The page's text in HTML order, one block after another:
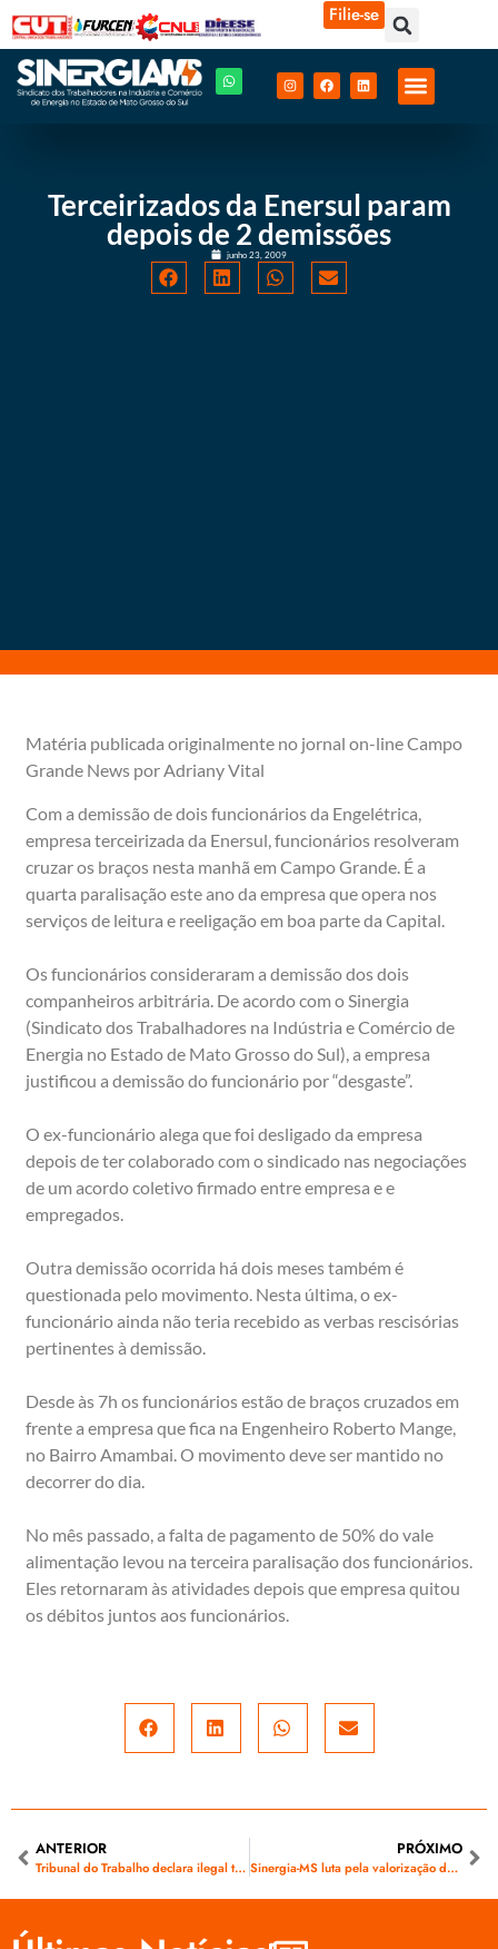
Filie-se
Terceirizados da Enersul param
depois de 2 demissões
junho 23, 2009
Matéria publicada originalmente no jornal on-line Campo
Grande News por Adriany Vital
Com a demissão de dois funcionários da Engelétrica,
empresa terceirizada da Enersul, funcionários resolveram
cruzar os braços nesta manhã em Campo Grande. É a
quarta paralisação este ano da empresa que opera nos
serviços de leitura e reeligação em boa parte da Capital.
Os funcionários consideraram a demissão dos dois
companheiros arbitrária. De acordo com o Sinergia
(Sindicato dos Trabalhadores na Indústria e Comércio de
Energia no Estado de Mato Grosso do Sul), a empresa
justificou a demissão do funcionário por “desgaste”.
O ex-funcionário alega que foi desligado da empresa
depois de ter colaborado com o sindicado nas negociações
de um acordo coletivo firmado entre empresa e e
empregados.
Outra demissão ocorrida há dois meses também é
questionada pelo movimento. Nesta última, o ex-
funcionário ainda não teria recebido as verbas rescisórias
pertinentes à demissão.
Desde às 7h os funcionários estão de braços cruzados em
frente a empresa que fica na Engenheiro Roberto Mange,
no Bairro Amambai. O movimento deve ser mantido no
decorrer do dia.
No mês passado, a falta de pagamento de 50% do vale
alimentação levou na terceira paralisação dos funcionários.
Eles retornaram às atividades depois que empresa quitou
os débitos juntos aos funcionários.
ANTERIOR
Tribunal do Trabalho declara ilegal terceirização na Celg
PRÓXIMO
Sinergia-MS luta pela valorização dos trabalhadores